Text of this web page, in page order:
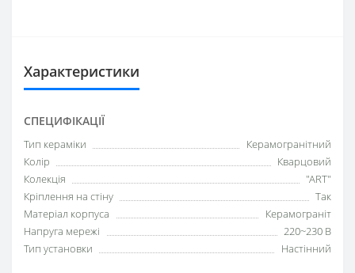
Характеристики
СПЕЦИФІКАЦІЇ
Тип кераміки
Керамогранітний
Колір
Кварцовий
Колекція
"ART"
Кріплення на стіну
Так
Матеріал корпуса
Керамограніт
Напруга мережі
220~230 В
Тип установки
Настінний